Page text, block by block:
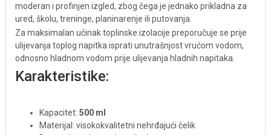
moderan i profinjen izgled, zbog čega je jednako prikladna za
ured, školu, treninge, planinarenje ili putovanja.
Za maksimalan učinak toplinske izolacije preporučuje se prije
ulijevanja toplog napitka isprati unutrašnjost vrućom vodom,
odnosno hladnom vodom prije ulijevanja hladnih napitaka.
Karakteristike:
Kapacitet: 500 ml
Materijal: visokokvalitetni nehrđajući čelik